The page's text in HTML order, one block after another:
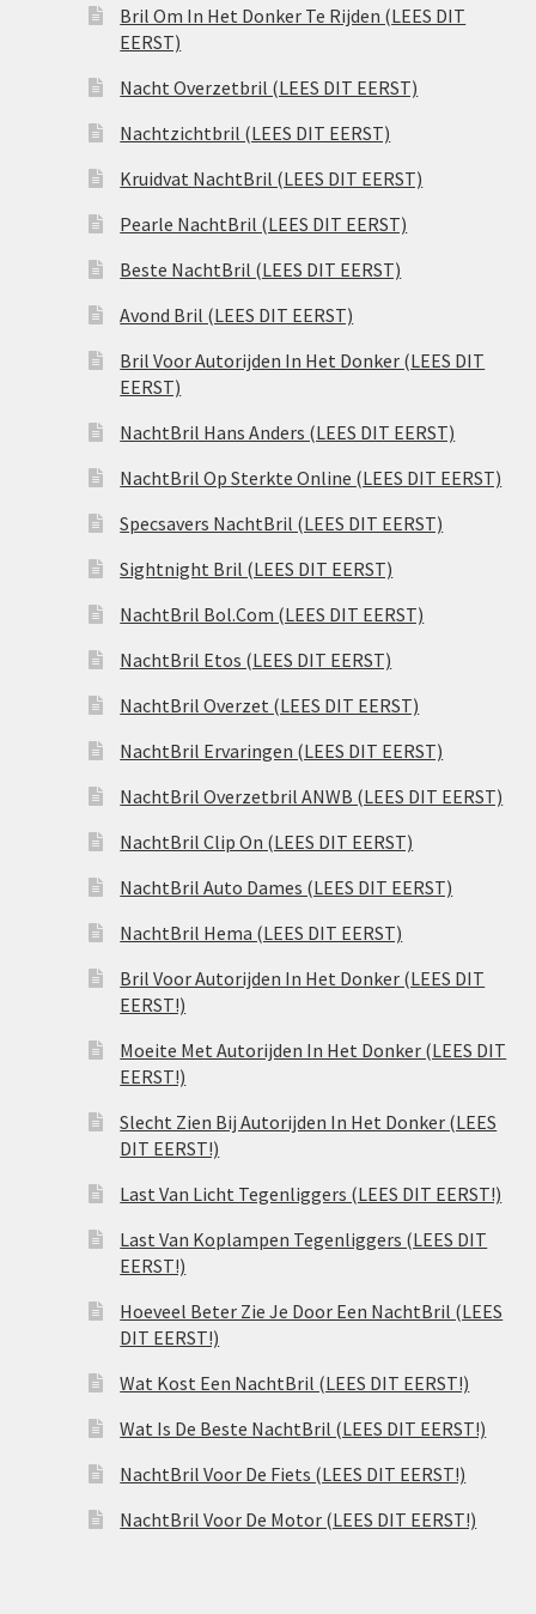
Bril Om In Het Donker Te Rijden (LEES DIT
EERST)
Nacht Overzetbril (LEES DIT EERST)
Nachtzichtbril (LEES DIT EERST)
Kruidvat NachtBril (LEES DIT EERST)
Pearle NachtBril (LEES DIT EERST)
Beste NachtBril (LEES DIT EERST)
Avond Bril (LEES DIT EERST)
Bril Voor Autorijden In Het Donker (LEES DIT
EERST)
NachtBril Hans Anders (LEES DIT EERST)
NachtBril Op Sterkte Online (LEES DIT EERST)
Specsavers NachtBril (LEES DIT EERST)
Sightnight Bril (LEES DIT EERST)
NachtBril Bol.Com (LEES DIT EERST)
NachtBril Etos (LEES DIT EERST)
NachtBril Overzet (LEES DIT EERST)
NachtBril Ervaringen (LEES DIT EERST)
NachtBril Overzetbril ANWB (LEES DIT EERST)
NachtBril Clip On (LEES DIT EERST)
NachtBril Auto Dames (LEES DIT EERST)
NachtBril Hema (LEES DIT EERST)
Bril Voor Autorijden In Het Donker (LEES DIT
EERST!)
Moeite Met Autorijden In Het Donker (LEES DIT
EERST!)
Slecht Zien Bij Autorijden In Het Donker (LEES
DIT EERST!)
Last Van Licht Tegenliggers (LEES DIT EERST!)
Last Van Koplampen Tegenliggers (LEES DIT
EERST!)
Hoeveel Beter Zie Je Door Een NachtBril (LEES
DIT EERST!)
Wat Kost Een NachtBril (LEES DIT EERST!)
Wat Is De Beste NachtBril (LEES DIT EERST!)
NachtBril Voor De Fiets (LEES DIT EERST!)
NachtBril Voor De Motor (LEES DIT EERST!)